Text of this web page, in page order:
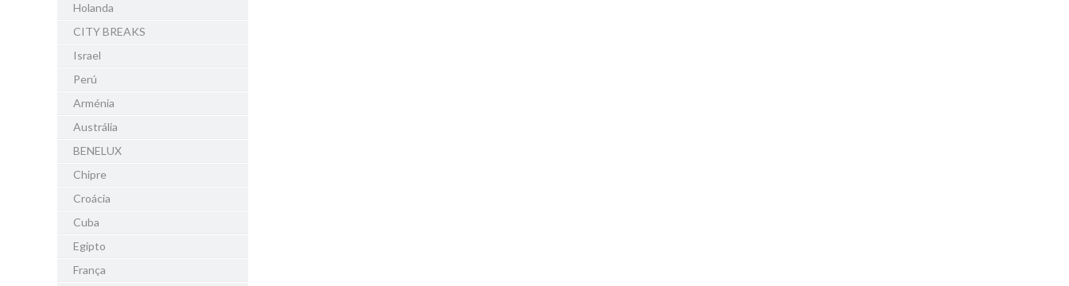
Holanda
CITY BREAKS
Israel
Perú
Arménia
Austrália
BENELUX
Chipre
Croácia
Cuba
Egipto
França